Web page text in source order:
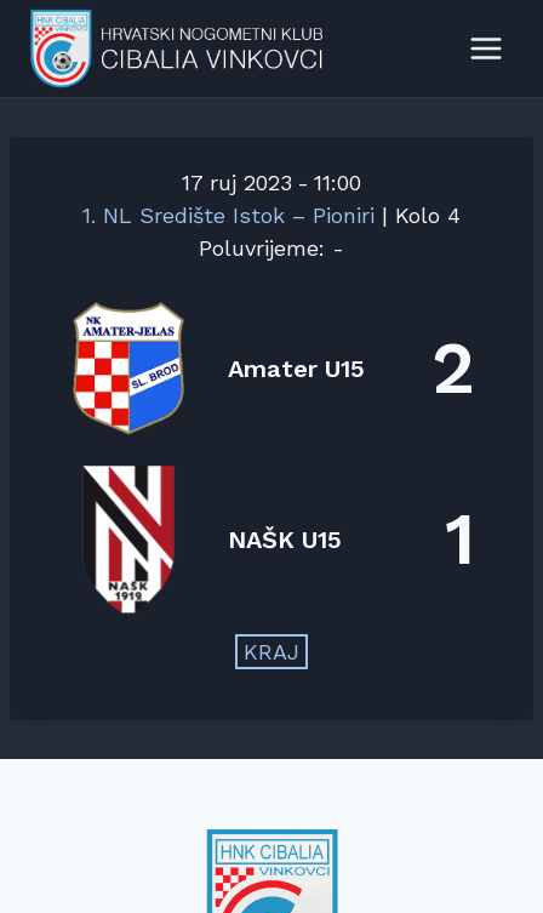
Skip
content
17 ruj 2023 - 11:00
1. NL Središte Istok – Pioniri | Kolo 4
Poluvrijeme: -
Amater U15 2
NAŠK U15 1
KRAJ